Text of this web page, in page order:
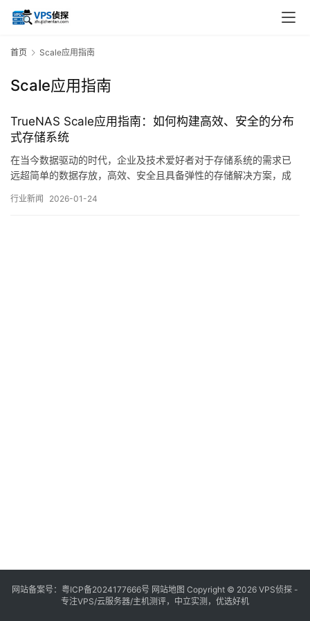
首页 Scale应用指南
Scale应用指南
TrueNAS Scale应用指南：如何构建高效、安全的分布
式存储系统
在当今数据驱动的时代，企业及技术爱好者对于存储系统的需求已
远超简单的数据存放，高效、安全且具备弹性的存储解决方案，成
在TrueNAS家族中推出的基于Linux，Debian，的开源存储操作系
行业新闻 2026-01-24
网站备案号： 粤ICP备2024177666号 网站地图 Copyright © 2026 VPS侦探 -
专注VPS/云服务器/主机测评，中立实测，优选好机